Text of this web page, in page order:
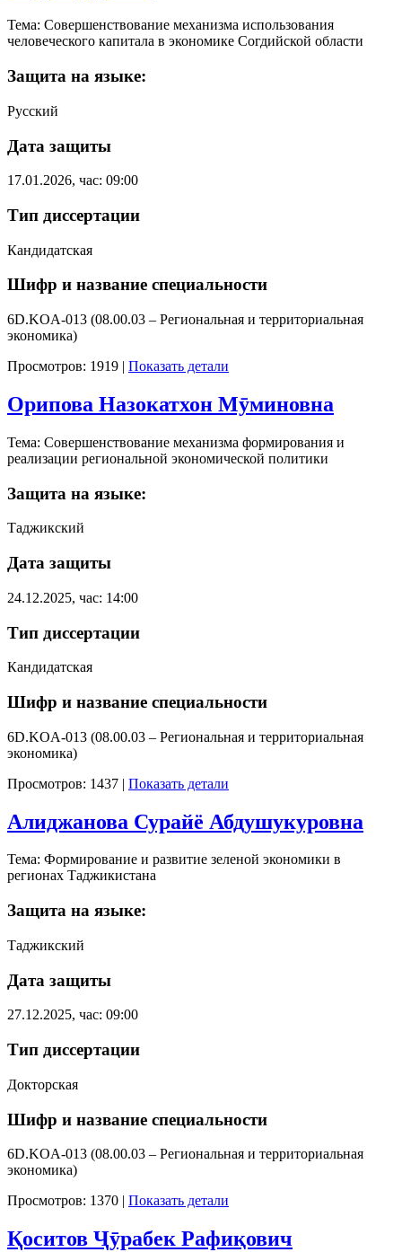
Тема: Совершенствование механизма использования
человеческого капитала в экономике Coгдийской области
Защита на языке:
Русский
Дата защиты
17.01.2026, час: 09:00
Тип диссертации
Кандидатская
Шифр и название специальности
6D.KOA-013 (08.00.03 – Региональная и территориальная
экономика)
Просмотров: 1919 | Показать детали
Орипова Назокатхон Мӯминовна
Тема: Совершенствование механизма формирования и
реализации региональной экономической политики
Защита на языке:
Таджикский
Дата защиты
24.12.2025, час: 14:00
Тип диссертации
Кандидатская
Шифр и название специальности
6D.KOA-013 (08.00.03 – Региональная и территориальная
экономика)
Просмотров: 1437 | Показать детали
Алиджанова Сурайё Абдушукуровна
Тема: Формирование и развитие зеленой экономики в
регионах Таджикистана
Защита на языке:
Таджикский
Дата защиты
27.12.2025, час: 09:00
Тип диссертации
Докторская
Шифр и название специальности
6D.KOA-013 (08.00.03 – Региональная и территориальная
экономика)
Просмотров: 1370 | Показать детали
Қоситов Ҷӯрабек Рафиқович